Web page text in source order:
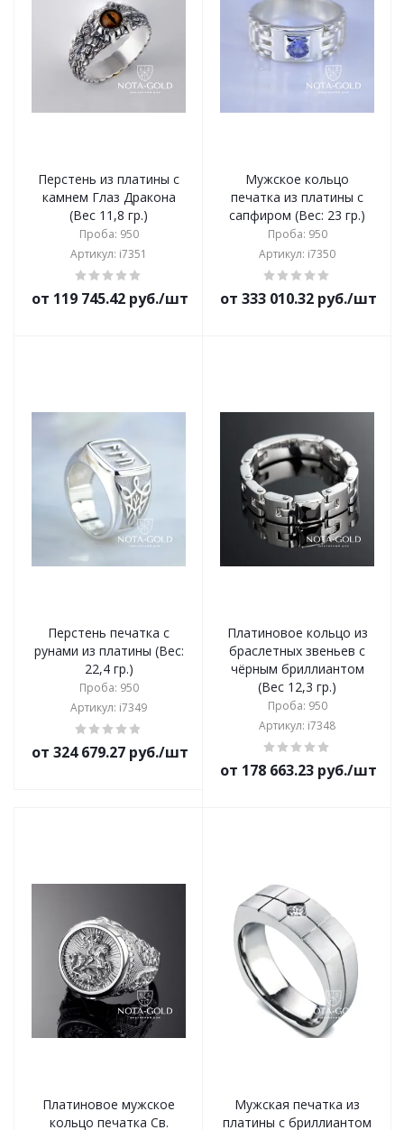
Перстень из платины с
камнем Глаз Дракона
(Вес 11,8 гр.)
Проба: 950
Артикул: i7351
от 119 745.42 руб./шт
Мужское кольцо
печатка из платины с
сапфиром (Вес: 23 гр.)
Проба: 950
Артикул: i7350
от 333 010.32 руб./шт
Перстень печатка с
рунами из платины (Вес:
22,4 гр.)
Проба: 950
Артикул: i7349
от 324 679.27 руб./шт
Платиновое кольцо из
браслетных звеньев с
чёрным бриллиантом
(Вес 12,3 гр.)
Проба: 950
Артикул: i7348
от 178 663.23 руб./шт
Платиновое мужское
кольцо печатка Св.
Мужская печатка из
платины с бриллиантом